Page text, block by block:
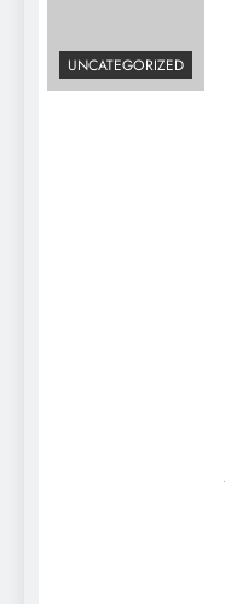
UNCATEGORIZED